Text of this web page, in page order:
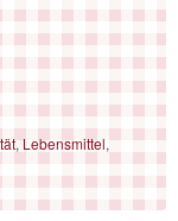
,Lebensmittel,